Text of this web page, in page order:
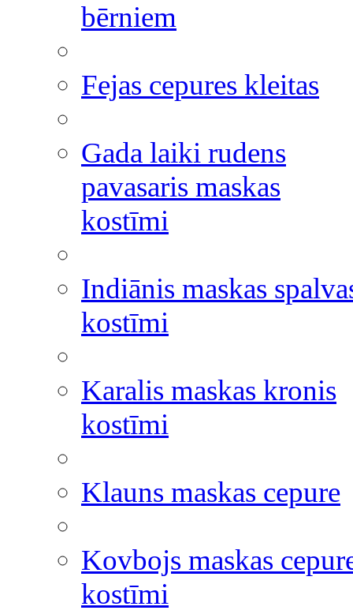
bērniem
Fejas cepures kleitas
Gada laiki rudens
pavasaris maskas
kostīmi
Indiānis maskas
kostīmi
Karalis maskas kronis
kostīmi
Klauns maskas cepure
Kovbojs maskas
kostīmi